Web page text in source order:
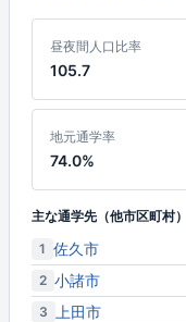
昼夜間人口比率
105.7
地元通学率
74.0%
主な通学先（他市区町村）
1 佐久市
2 小諸市
3
上田市